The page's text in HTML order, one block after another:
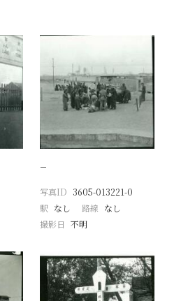
−
写真ID 3605-013221-0
駅 なし 路線 なし
撮影日 不明